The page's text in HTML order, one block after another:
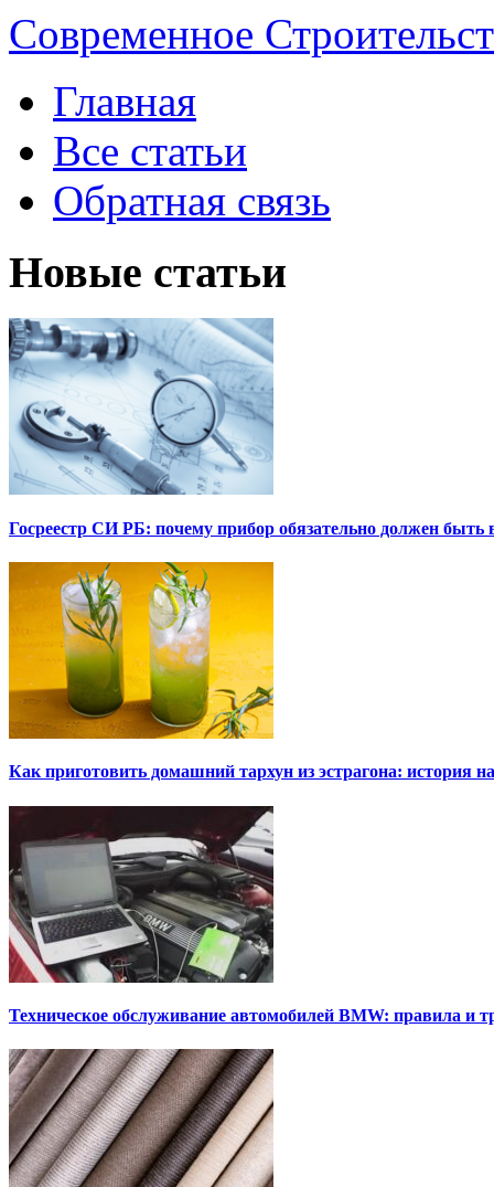
Современное
Главная
Все статьи
Обратная связь
Новые статьи
Госреестр СИ РБ: почему прибор обязательно должен быть
Как приготовить домашний тархун из эстрагона: история
Техническое обслуживание автомобилей BMW: правила и